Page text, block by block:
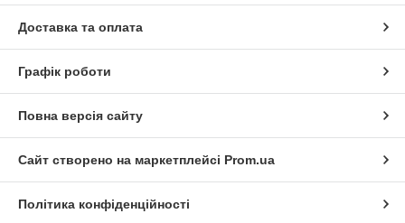
Доставка та оплата
Графік роботи
Повна версія сайту
Сайт створено на маркетплейсі Prom.ua
Політика конфіденційності